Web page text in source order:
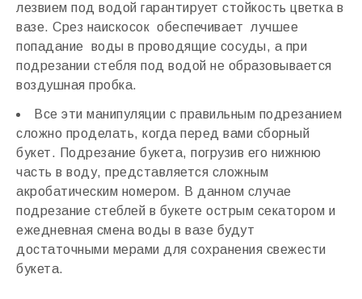
лезвием под водой гарантирует стойкость цветка в
вазе. Срез наискосок обеспечивает лучшее
попадание воды в проводящие сосуды, а при
подрезании стебля под водой не образовывается
воздушная пробка.
Все эти манипуляции с правильным подрезанием
сложно проделать, когда перед вами сборный
букет. Подрезание букета, погрузив его нижнюю
часть в воду, представляется сложным
акробатическим номером. В данном случае
подрезание стеблей в букете острым секатором и
ежедневная смена воды в вазе будут
достаточными мерами для сохранения свежести
букета.